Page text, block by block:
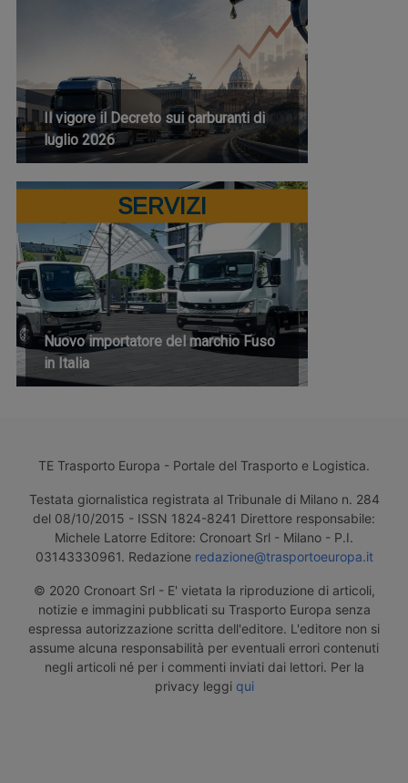
Il vigore il Decreto sui carburanti di
luglio 2026
SERVIZI
Nuovo importatore del marchio Fuso
in Italia
TE Trasporto Europa - Portale del Trasporto e Logistica.
Testata giornalistica registrata al Tribunale di Milano n. 284
del 08/10/2015 - ISSN 1824-8241 Direttore responsabile:
Michele Latorre Editore: Cronoart Srl - Milano - P.I.
03143330961. Redazione redazione@trasportoeuropa.it
© 2020 Cronoart Srl - E' vietata la riproduzione di articoli,
notizie e immagini pubblicati su Trasporto Europa senza
espressa autorizzazione scritta dell'editore. L'editore non si
assume alcuna responsabilità per eventuali errori contenuti
negli articoli né per i commenti inviati dai lettori. Per la
privacy leggi qui